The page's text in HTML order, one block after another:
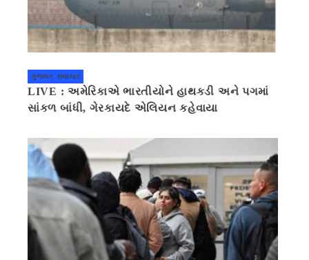
ગુજરાત સમાચાર
LIVE : અમેરિકાએ ભારતીયોને હાથકડી અને પગમાં
સાંકળ બાંધી, ગેરકાયદે એલિયન કહેવાયા